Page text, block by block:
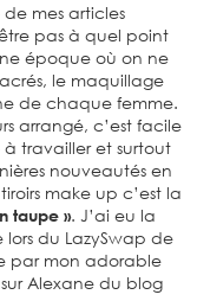
mes articles
pas à quel point
époque où on ne
le maquillage
de chaque femme.
arrangé, c’est facile
travailler et surtout
nouveautés en
make up c’est la
taupe ». J’ai eu la
du LazySwap de
par mon adorable
Alexane du blog